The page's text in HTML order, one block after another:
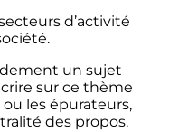
d’activité
un sujet
sur ce thème
les épurateurs,
des propos.